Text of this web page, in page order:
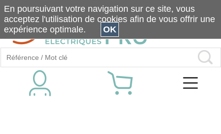
En poursuivant votre navigation sur ce site, vous
acceptez l'utilisation de cookies afin de vous offrir une
expérience optimale.
OK